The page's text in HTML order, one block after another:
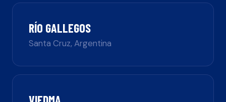
RÍO GALLEGOS
Santa Cruz,Argentina